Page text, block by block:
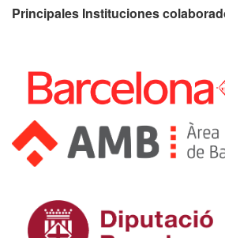
Principales Instituciones